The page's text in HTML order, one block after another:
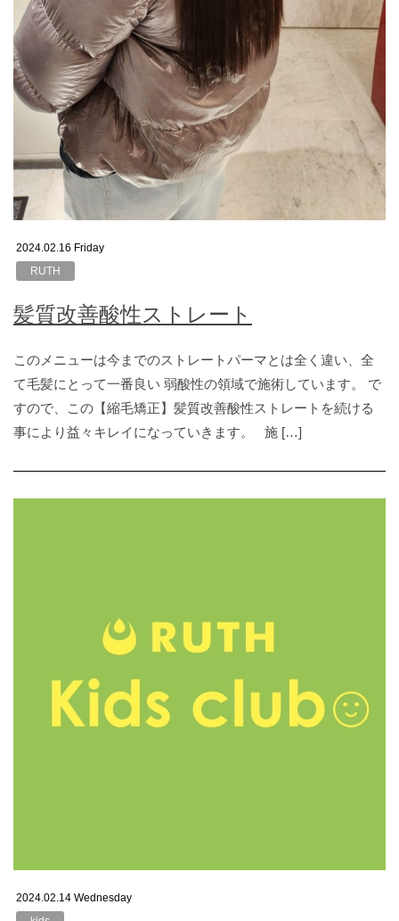
2024.02.16 Friday
RUTH
髪質改善酸性ストレート
このメニューは今までのストレートパーマとは全く違い、全
て毛髪にとって一番良い 弱酸性の領域で施術しています。 で
すので、この【縮毛矯正】髪質改善酸性ストレートを続ける
事により益々キレイになっていきます。 施 […]
2024.02.14 Wednesday